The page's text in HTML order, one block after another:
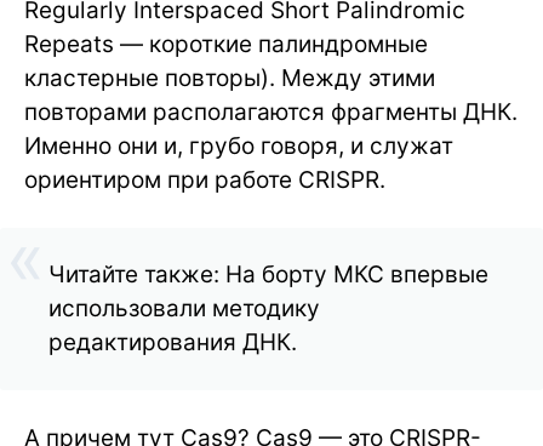
Regularly Interspaced Short Palindromic
Repeats — короткие палиндромные
кластерные повторы). Между этими
повторами располагаются фрагменты ДНК.
Именно они и, грубо говоря, и служат
ориентиром при работе CRISPR.
Читайте также: На борту МКС впервые
использовали методику
редактирования ДНК.
А причем тут Cas9? Cas9 — это CRISPR-